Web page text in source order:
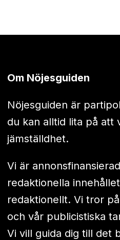
Om Nöjesguiden
Nöjesguiden är
du kan alltid lita på att
jämställdhet.
Vi är
redaktionella
redaktionellt. Vi tror
och vår publicistiska
Vi vill guida dig till det